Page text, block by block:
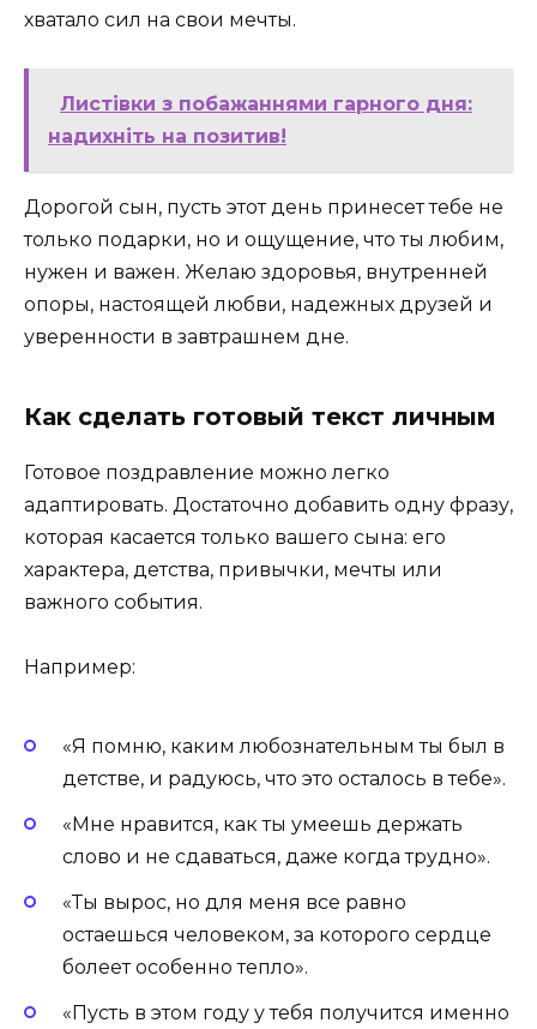
хватало сил на свои мечты.
Листівки з побажаннями гарного дня:
надихніть на позитив!
Дорогой сын, пусть этот день принесет тебе не
только подарки, но и ощущение, что ты любим,
нужен и важен. Желаю здоровья, внутренней
опоры, настоящей любви, надежных друзей и
уверенности в завтрашнем дне.
Как сделать готовый текст личным
Готовое поздравление можно легко
адаптировать. Достаточно добавить одну фразу,
которая касается только вашего сына: его
характера, детства, привычки, мечты или
важного события.
Например:
«Я помню, каким любознательным ты был в
детстве, и радуюсь, что это осталось в тебе».
«Мне нравится, как ты умеешь держать
слово и не сдаваться, даже когда трудно».
«Ты вырос, но для меня все равно
остаешься человеком, за которого сердце
болеет особенно тепло».
«Пусть в этом году у тебя получится именно